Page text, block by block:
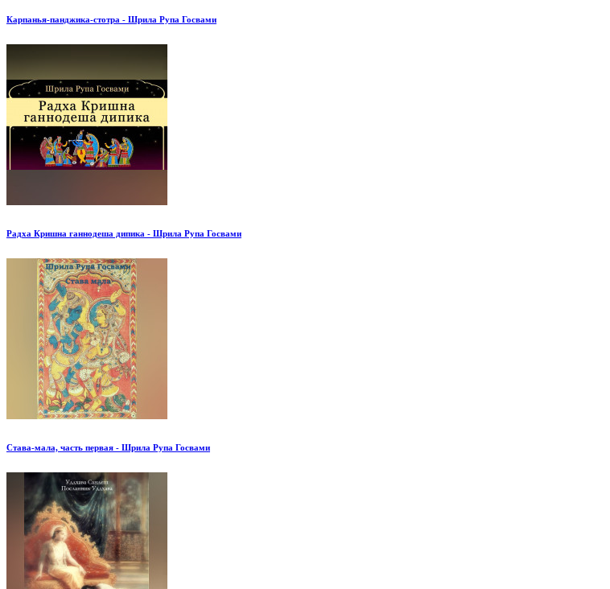
Карпанья-панджика-стотра - Шрила Рупа Госвами
Радха Кришна ганнодеша дипика - Шрила Рупа Госвами
Става-мала, часть первая - Шрила Рупа Госвами